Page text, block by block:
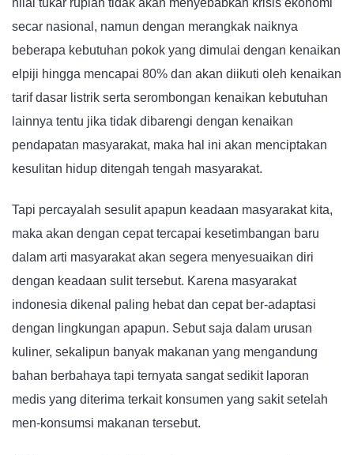
nilai tukar rupiah tidak akan menyebabkan krisis ekonomi
secar nasional, namun dengan merangkak naiknya
beberapa kebutuhan pokok yang dimulai dengan kenaikan
elpiji hingga mencapai 80% dan akan diikuti oleh kenaikan
tarif dasar listrik serta serombongan kenaikan kebutuhan
lainnya tentu jika tidak dibarengi dengan kenaikan
pendapatan masyarakat, maka hal ini akan menciptakan
kesulitan hidup ditengah tengah masyarakat.
Tapi percayalah sesulit apapun keadaan masyarakat kita,
maka akan dengan cepat tercapai kesetimbangan baru
dalam arti masyarakat akan segera menyesuaikan diri
dengan keadaan sulit tersebut. Karena masyarakat
indonesia dikenal paling hebat dan cepat ber-adaptasi
dengan lingkungan apapun. Sebut saja dalam urusan
kuliner, sekalipun banyak makanan yang mengandung
bahan berbahaya tapi ternyata sangat sedikit laporan
medis yang diterima terkait konsumen yang sakit setelah
men-konsumsi makanan tersebut.